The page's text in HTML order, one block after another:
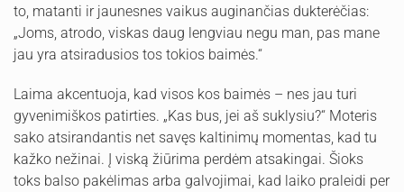
to, matanti ir jaunesnes vaikus auginančias dukterėčias:
„Joms, atrodo, viskas daug lengviau negu man, pas mane
jau yra atsiradusios tos tokios baimės.“
Laima akcentuoja, kad visos kos baimės – nes jau turi
gyvenimiškos patirties. „Kas bus, jei aš suklysiu?“ Moteris
sako atsirandantis net savęs kaltinimų momentas, kad tu
kažko nežinai. Į viską žiūrima perdėm atsakingai. Šioks
toks balso pakėlimas arba galvojimai, kad laiko praleidi per